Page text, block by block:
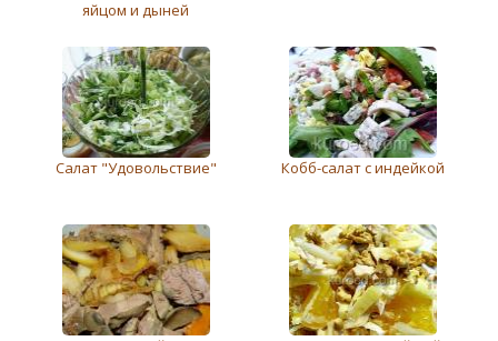
яйцом и дыней
Салат "Удовольствие" Кобб-салат с индейкой